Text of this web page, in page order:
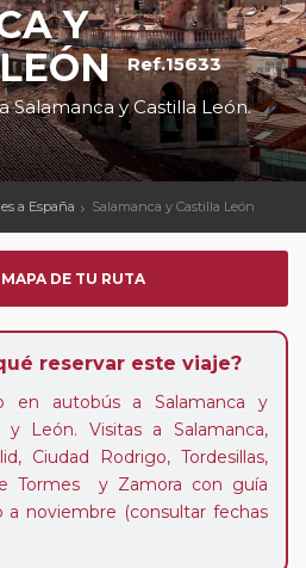
Y
Ref.15633
Salamanca y Castilla León.
a España Salamanca y Castilla León
DE TU RUTA
reservar este viaje?
en autobús a Salamanca y
y León. Visitas a Salamanca,
Ciudad Rodrigo, Tordesillas,
Tormes y Zamora con guía
a noviembre (consultar fechas